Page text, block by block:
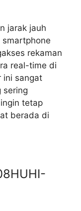
jarak jauh
smartphone
rekaman
real-time di
ini sangat
sering
tetap
berada di